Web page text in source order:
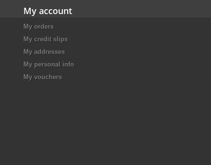
My account
My orders
My credit slips
My addresses
My personal info
My vouchers